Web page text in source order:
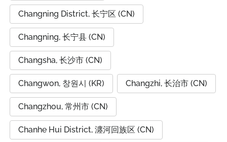
Changning District, 长宁区 (CN)
Changning, 长宁县 (CN)
Changsha, 长沙市 (CN)
Changwon, 창원시 (KR) Changzhi, 长治市 (CN)
Changzhou, 常州市 (CN)
Chanhe Hui District, 瀍河回族区 (CN)